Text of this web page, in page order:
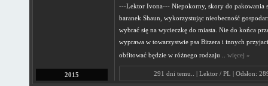
2015
---Lektor Ivona--- Niepokorny, skory do pakowania
baranek Shaun, wykorzystując nieobecność
wybrać się na wycieczkę do miasta. Nie do końca
wyprawa w towarzystwie psa Bitzera i innych
obfitować będzie w różnego rodzaju .. więcej »
291 dni temu.. | Lektor / PL | Odsłon: